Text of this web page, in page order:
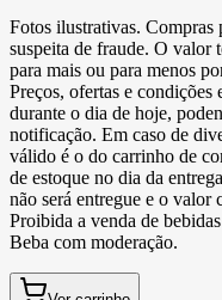
Fotos ilustrativas. Compras
suspeita de fraude. O valor
para mais ou para menos
Preços, ofertas e
durante o dia de hoje,
notificação. Em caso de
válido é o do carrinho de
de estoque no dia da
não será entregue e o valor
Proibida a venda de
Beba com moderação.